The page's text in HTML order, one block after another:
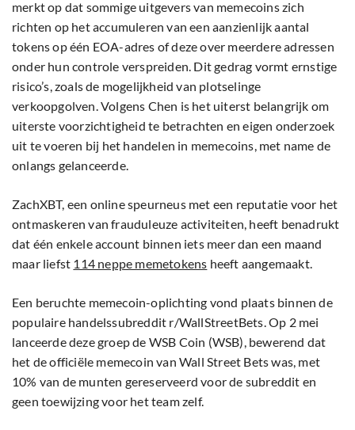
merkt op dat sommige uitgevers van memecoins zich
richten op het accumuleren van een aanzienlijk aantal
tokens op één EOA-adres of deze over meerdere adressen
onder hun controle verspreiden. Dit gedrag vormt ernstige
risico’s, zoals de mogelijkheid van plotselinge
verkoopgolven. Volgens Chen is het uiterst belangrijk om
uiterste voorzichtigheid te betrachten en eigen onderzoek
uit te voeren bij het handelen in memecoins, met name de
onlangs gelanceerde.
ZachXBT, een online speurneus met een reputatie voor het
ontmaskeren van frauduleuze activiteiten, heeft benadrukt
dat één enkele account binnen iets meer dan een maand
maar liefst 114 neppe memetokens heeft aangemaakt.
Een beruchte memecoin-oplichting vond plaats binnen de
populaire handelssubreddit r/WallStreetBets. Op 2 mei
lanceerde deze groep de WSB Coin (WSB), bewerend dat
het de officiële memecoin van Wall Street Bets was, met
10% van de munten gereserveerd voor de subreddit en
geen toewijzing voor het team zelf.